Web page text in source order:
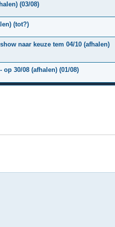
(03/08)
(tot?)
naar keuze tem 04/10 (afhalen)
30/08 (afhalen) (01/08)